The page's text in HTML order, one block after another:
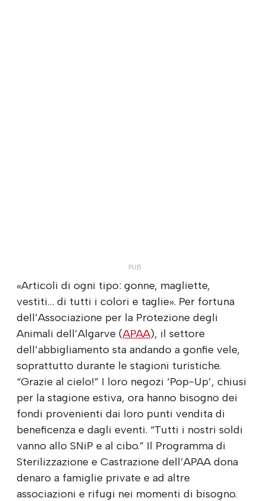
«Articoli di ogni tipo: gonne, magliette,
vestiti… di tutti i colori e taglie». Per fortuna
dell’Associazione per la Protezione degli
Animali dell’Algarve (APAA), il settore
dell’abbigliamento sta andando a gonfie vele,
soprattutto durante le stagioni turistiche.
“Grazie al cielo!” I loro negozi ‘Pop-Up’, chiusi
per la stagione estiva, ora hanno bisogno dei
fondi provenienti dai loro punti vendita di
beneficenza e dagli eventi. “Tutti i nostri soldi
vanno allo SNiP e al cibo.” Il Programma di
Sterilizzazione e Castrazione dell’APAA dona
denaro a famiglie private e ad altre
associazioni e rifugi nei momenti di bisogno.